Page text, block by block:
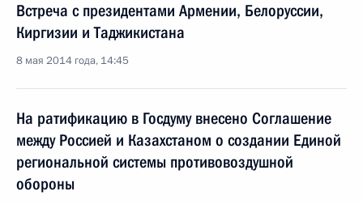
Встреча с президентами Армении, Белоруссии,
Киргизии и Таджикистана
8 мая 2014 года, 14:45
На ратификацию в Госдуму внесено Соглашение
между Россией и Казахстаном о создании Единой
региональной системы противовоздушной
обороны